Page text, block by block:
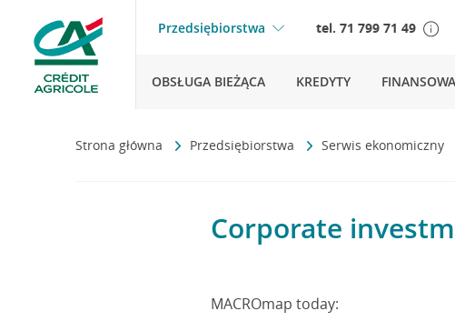
Przedsiębiorstwa tel. 71 799 71 49
OBSŁUGA BIEŻĄCA KREDYTY
Strona główna Przedsiębiorstwa Serwis ekonomiczny
Corporate
MACROmap today: